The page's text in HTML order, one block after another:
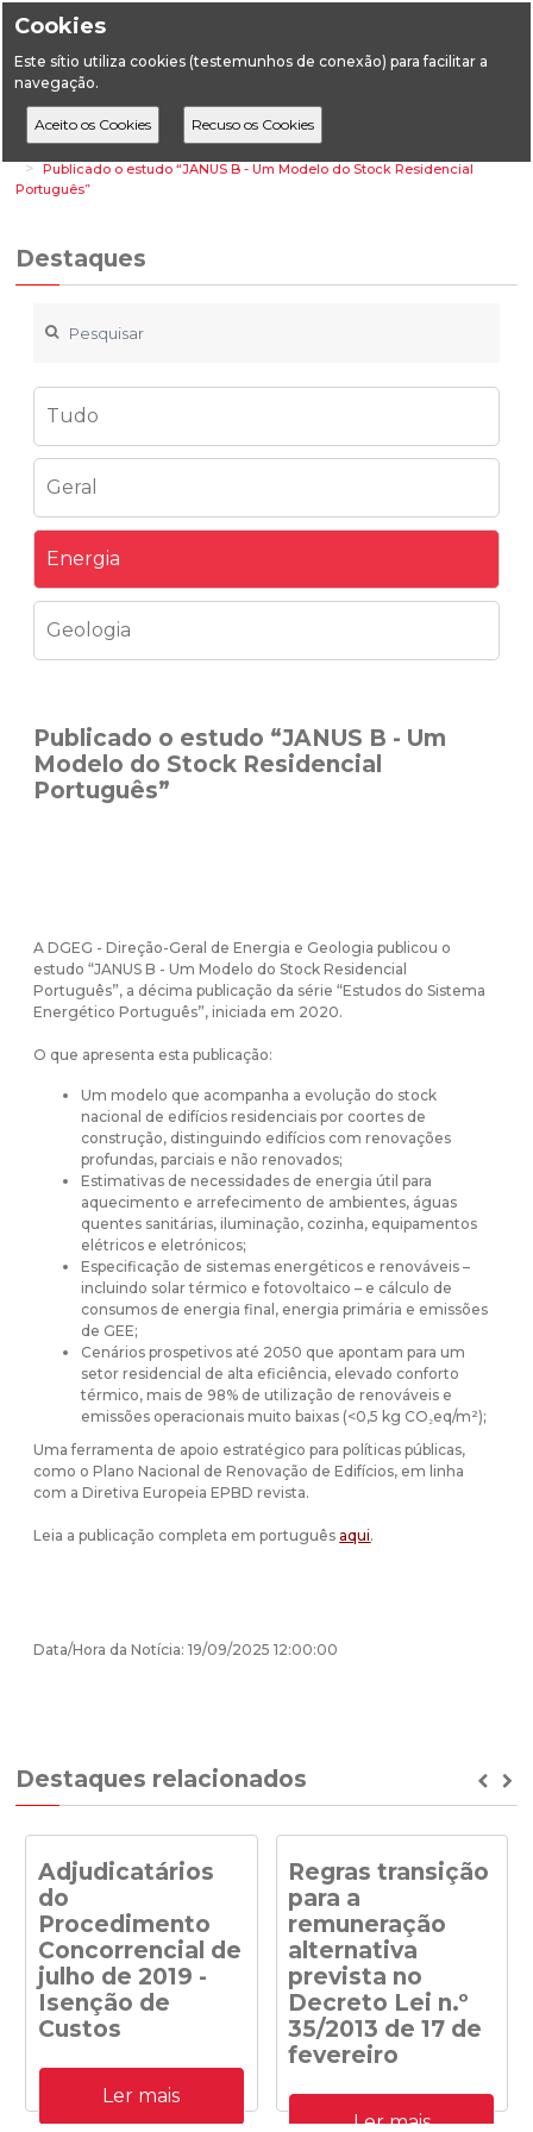
Cookies
Este sítio utiliza cookies (testemunhos de conexão) para facilitar a
navegação.
HomeDestaques
Energia
Publicado o estudo “JANUS B - Um Modelo do Stock Residencial
Português”
Destaques
Tudo
Geral
Energia
Geologia
Publicado o estudo “JANUS B - Um
Modelo do Stock Residencial
Português”
ADGEG - Direção-Geral de Energia e Geologia publicou o
estudo “JANUS B - Um Modelo do Stock Residencial
Português”, a décima publicação da série “Estudos do Sistema
Energético Português”, iniciada em 2020.
O que apresenta esta publicação:
Um modelo que acompanha a evolução do stock
nacional de edifícios residenciais por coortes de
construção, distinguindo edifícios com renovações
profundas, parciais e não renovados;
Estimativas de necessidades de energia útil para
aquecimento e arrefecimento de ambientes, águas
quentes sanitárias, iluminação, cozinha, equipamentos
elétricos e eletrónicos;
Especificação de sistemas energéticos e renováveis –
incluindo solar térmico e fotovoltaico – e cálculo de
consumos de energia final, energia primária e emissões
de GEE;
Cenários prospetivos até 2050 que apontam para um
setor residencial de alta eficiência, elevado conforto
térmico, mais de 98% de utilização de renováveis e
emissões operacionais muito baixas (<0,5 kg CO₂eq/m²);
Uma ferramenta de apoio estratégico para políticas públicas,
como o Plano Nacional de Renovação de Edifícios, em linha
com a Diretiva Europeia EPBD revista.
Leia a publicação completa em português aqui.
Data/Hora da Notícia: 19/09/2025 12:00:00
Destaques relacionados
Adjudicatários
do
Procedimento
Concorrencial de
julho de 2019 -
Isenção de
Custos
Adjudicatários do
Procedimento
Concorrencial de julho de
Ler mais
Regras transição
para a
remuneração
alternativa
prevista no
Decreto Lei n.º
35/2013 de 17 de
fevereiro
Despacho n.º
41/DGEG/2020: Regras
Ler mais